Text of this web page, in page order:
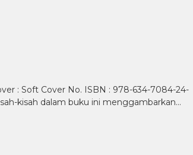
: Soft Cover No. ISBN : 978-634-7084-24-
kisah dalam buku ini menggambarkan…